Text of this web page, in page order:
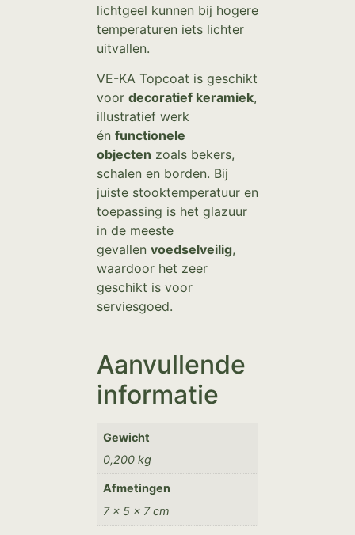
lichtgeel kunnen bij hogere
temperaturen iets lichter
uitvallen.
VE-KA Topcoat is geschikt
voor decoratief keramiek,
illustratief werk
én functionele
objecten zoals bekers,
schalen en borden. Bij
juiste stooktemperatuur en
toepassing is het glazuur
in de meeste
gevallen voedselveilig,
waardoor het zeer
geschikt is voor
serviesgoed.
Aanvullende
informatie
Gewicht
0,200 kg
Afmetingen
7 × 5 × 7 cm